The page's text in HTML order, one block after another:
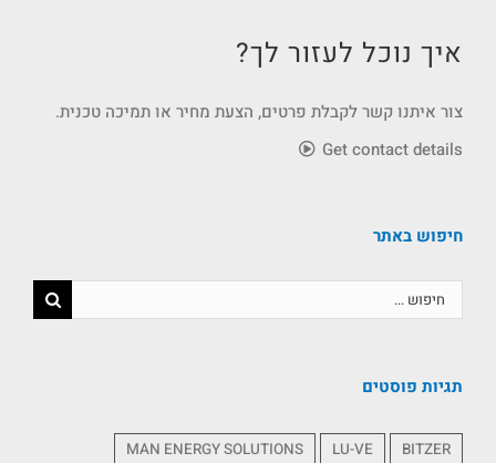
איך נוכל לעזור לך?
צור איתנו קשר לקבלת פרטים, הצעת מחיר או תמיכה טכנית.
Get contact details
חיפוש באתר
תגיות פוסטים
BITZER
LU-VE
MAN ENERGY SOLUTIONS